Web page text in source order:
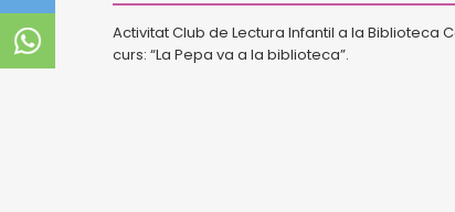
Activitat Club de Lectura Infantil a la Biblioteca
curs: “La Pepa va a la biblioteca”.